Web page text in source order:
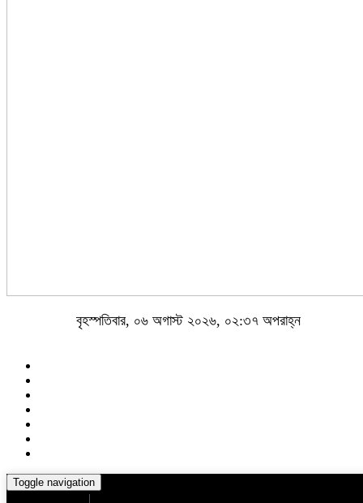
বৃহস্পতিবার, ০৬ অগাস্ট ২০২৬, ০২:৩৭ অপরাহ্ন
Toggle navigation